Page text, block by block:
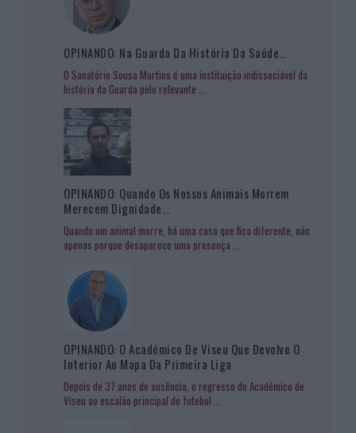
OPINANDO: Na Guarda Da História Da Saúde…
O Sanatório Sousa Martins é uma instituição indissociável da
história da Guarda pelo relevante
OPINANDO: Quando Os Nossos Animais Morrem
Merecem Dignidade…
Quando um animal morre, há uma casa que fica diferente, não
apenas porque desaparece uma presença
OPINANDO: O Académico De Viseu Que Devolve O
Interior Ao Mapa Da Primeira Liga
Depois de 37 anos de ausência, o regresso do Académico de
Viseu ao escalão principal do futebol